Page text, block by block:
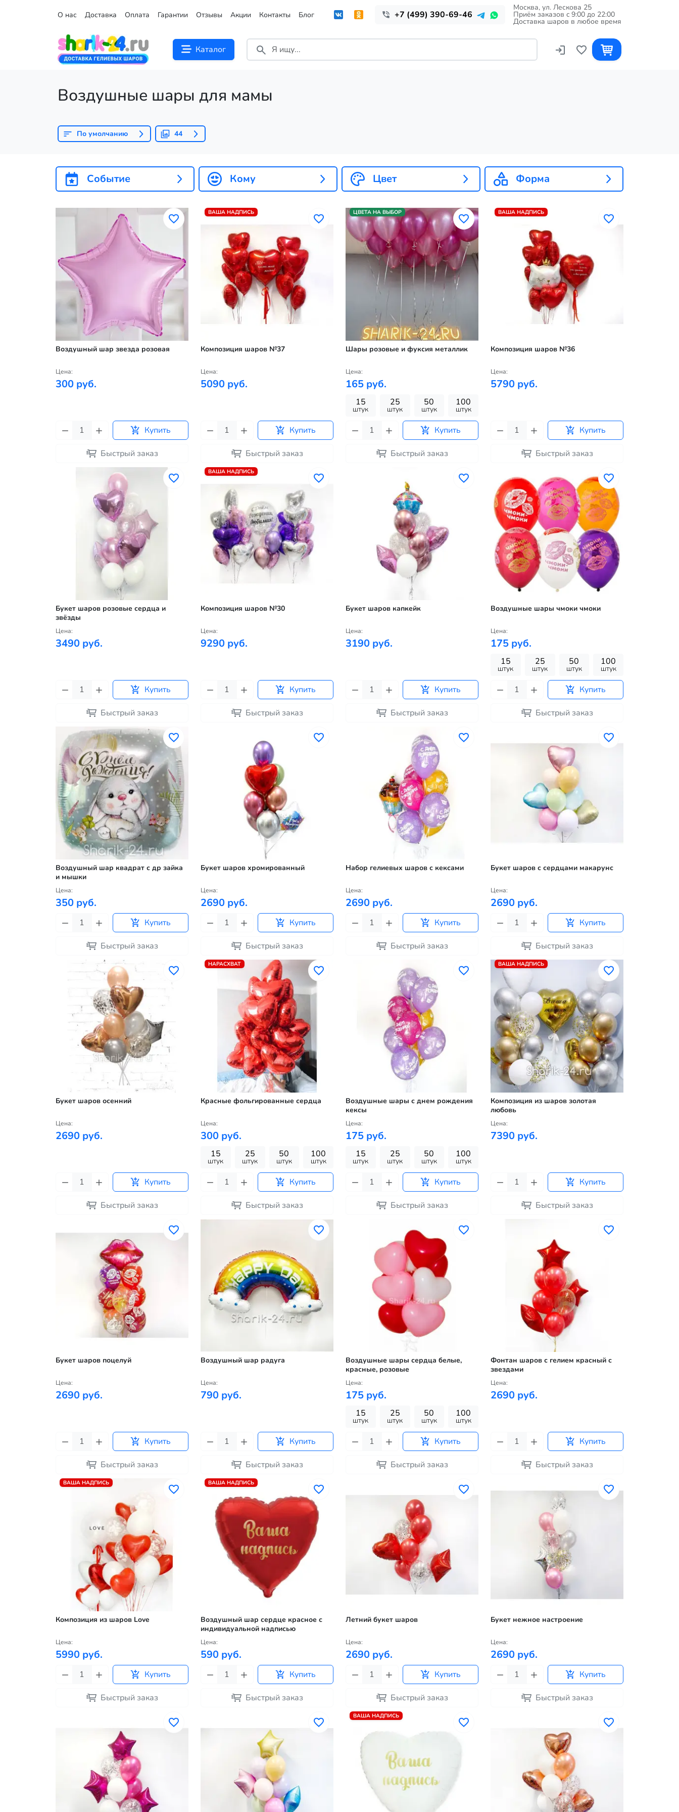
О нас Доставка Оплата Гарантии Отзывы Акции Контакты Блог +7 (499) 390-69-46
Москва, ул. Лескова 25
Приём заказов c 9:00 до 22:00
Доставка шаров в любое время
Каталог
Воздушные шары для мамы
По умолчанию 44
Событие Кому Цвет Форма
Воздушный шар звезда розовая
Цена:
300 руб.
Купить
Быстрый заказ
ВАША НАДПИСЬ
Композиция шаров №37
Цена:
5090 руб.
Купить
Быстрый заказ
ЦВЕТА НА ВЫБОР
Шары розовые и фуксия металлик
Цена:
165 руб.
15
штук
25
штук
50
штук
100
штук
Купить
Быстрый заказ
ВАША НАДПИСЬ
Композиция шаров №36
Цена:
5790 руб.
Купить
Быстрый заказ
Букет шаров розовые сердца и
звёзды
Цена:
3490 руб.
Купить
Быстрый заказ
ВАША НАДПИСЬ
Композиция шаров №30
Цена:
9290 руб.
Купить
Быстрый заказ
Букет шаров капкейк
Цена:
3190 руб.
Купить
Быстрый заказ
Воздушные шары чмоки чмоки
Цена:
175 руб.
15
штук
25
штук
50
штук
100
штук
Купить
Быстрый заказ
Воздушный шар квадрат с др зайка
и мышки
Цена:
350 руб.
Купить
Быстрый заказ
Букет шаров хромированный
Цена:
2690 руб.
Купить
Быстрый заказ
Набор гелиевых шаров с кексами
Цена:
2690 руб.
Купить
Быстрый заказ
Букет шаров с сердцами макарунс
Цена:
2690 руб.
Купить
Быстрый заказ
Букет шаров осенний
Цена:
2690 руб.
Купить
Быстрый заказ
НАРАСХВАТ
Красные фольгированные сердца
Цена:
300 руб.
15
штук
25
штук
50
штук
100
штук
Купить
Быстрый заказ
Воздушные шары с днем рождения
кексы
Цена:
175 руб.
15
штук
25
штук
50
штук
100
штук
Купить
Быстрый заказ
ВАША НАДПИСЬ
Композиция из шаров золотая
любовь
Цена:
7390 руб.
Купить
Быстрый заказ
Букет шаров поцелуй
Цена:
2690 руб.
Купить
Быстрый заказ
Воздушный шар радуга
Цена:
790 руб.
Купить
Быстрый заказ
Воздушные шары сердца белые,
красные, розовые
Цена:
175 руб.
15
штук
25
штук
50
штук
100
штук
Купить
Быстрый заказ
Фонтан шаров с гелием красный с
звездами
Цена:
2690 руб.
Купить
Быстрый заказ
ВАША НАДПИСЬ
Композиция из шаров Love
Цена:
5990 руб.
Купить
Быстрый заказ
ВАША НАДПИСЬ
Воздушный шар сердце красное с
индивидуальной надписью
Цена:
590 руб.
Купить
Быстрый заказ
Летний букет шаров
Цена:
2690 руб.
Купить
Быстрый заказ
Букет нежное настроение
Цена:
2690 руб.
Купить
Быстрый заказ
ВАША НАДПИСЬ